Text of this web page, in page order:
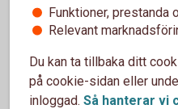
Godkänna
Se lista och detaljvy
transaktioner
Makulera
Funktioner, prestanda
Relevant
Du kan ta tillbaka ditt
på cookie-sidan eller
inloggad. Så hanterar vi